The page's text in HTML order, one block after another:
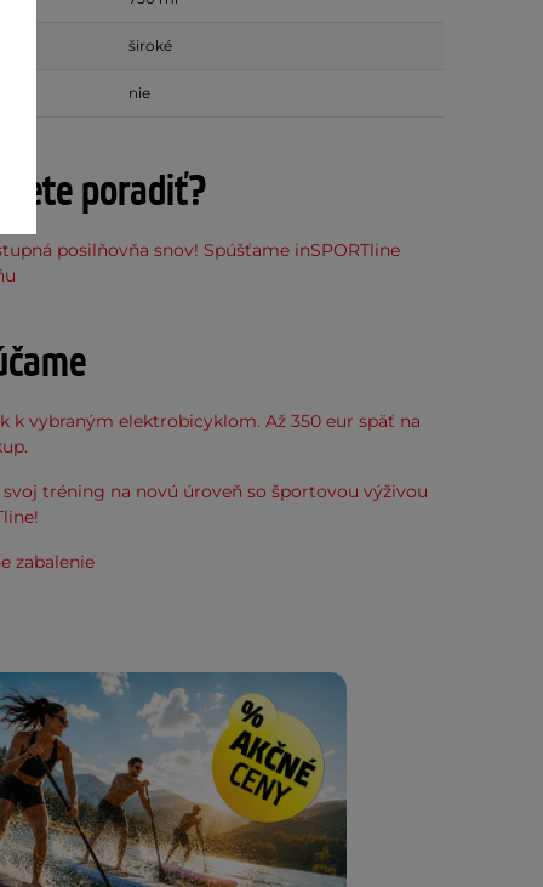
široké
nie
poradiť?
posilňovňa snov! Spúšťame inSPORTline
k vybraným elektrobicyklom. Až 350 eur späť na
svoj tréning na novú úroveň so športovou výživou
zabalenie